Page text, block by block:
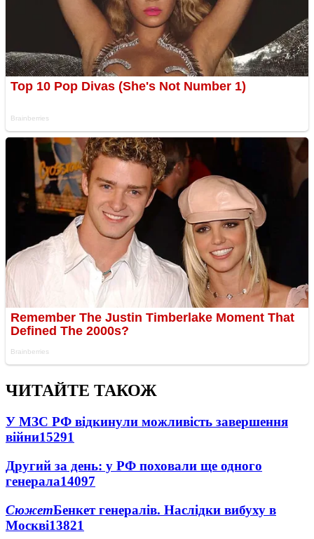
ЧИТАЙТЕ ТАКОЖ
У МЗС РФ відкинули можливість завершення
війни15291
Другий за день: у РФ поховали ще одного
генерала14097
СюжетБенкет генералів. Наслідки вибуху в
Москві13821